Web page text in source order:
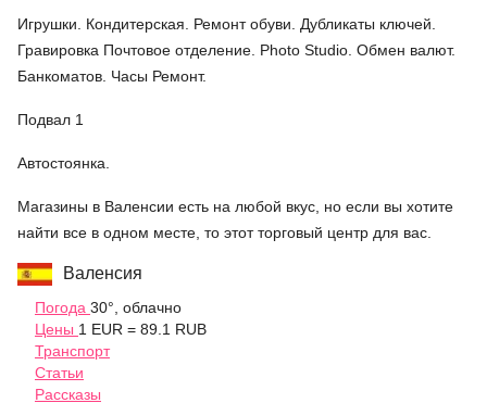
Игрушки. Кондитерская. Ремонт обуви. Дубликаты ключей.
Гравировка Почтовое отделение. Photo Studio. Обмен валют.
Банкоматов. Часы Ремонт.
Подвал 1
Автостоянка.
Магазины в Валенсии есть на любой вкус, но если вы хотите
найти все в одном месте, то этот торговый центр для вас.
Валенсия
Погода 30°, облачно
Цены 1 EUR = 89.1 RUB
Транспорт
Статьи
Рассказы